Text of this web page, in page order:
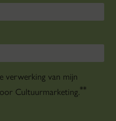
verwerking van mijn
Cultuurmarketing.**